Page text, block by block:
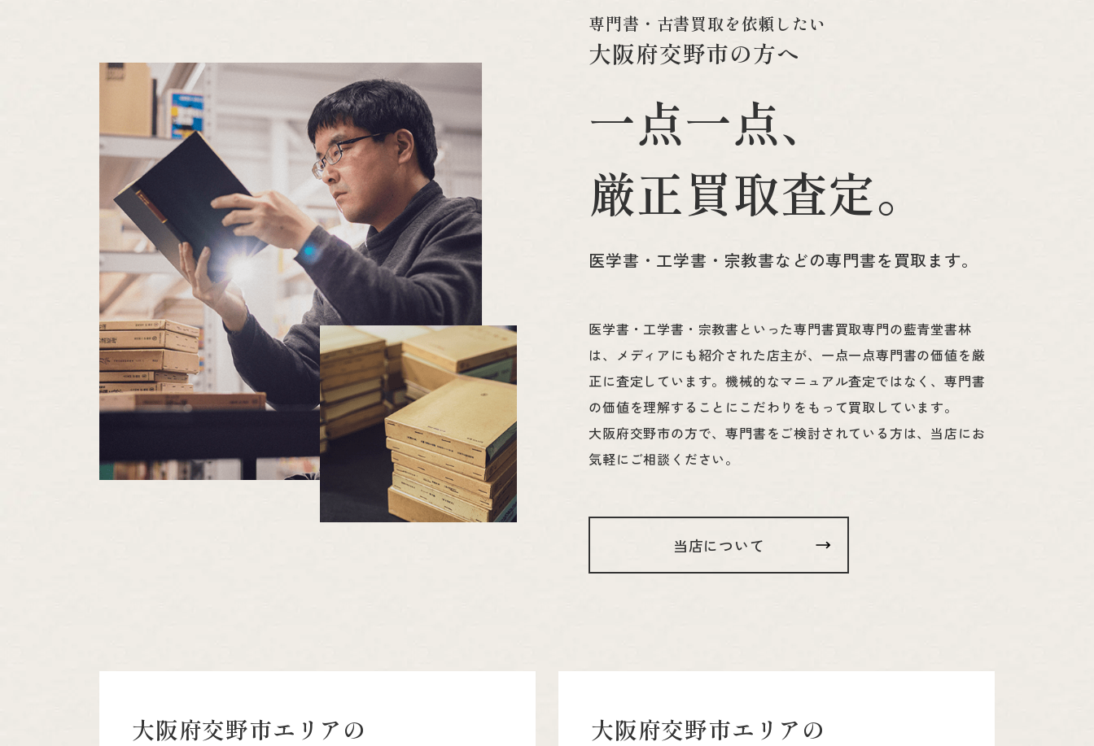
専門書 ・ 古書買取を依頼 し たい
大阪府交野市の方へ
一点一点、
厳正買取査定。
医学書・工学書・宗教書などの専門書を買取ます。
医学書・工学書・宗教書といった専門書買取専門の藍青堂書林
は、メディアにも紹介された店主が、一点一点専門書の価値を厳
正に査定しています。機械的なマニュアル査定ではなく、専門書
の価値を理解することにこだわりをもって買取しています。
大阪府交野市の方で、専門書をご検討されている方は、当店にお
気軽にご相談ください。
当店について
大阪府交野市エリアの
大阪府交野市エリアの